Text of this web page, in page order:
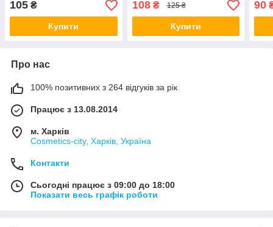
105 ₴
Купити
108₴ 125 ₴
Купити
90
Про нас
100% позитивних з 264 відгуків за рік
Працює з 13.08.2014
м. Харків
Cosmetics-city, Харків, Україна
Контакти
Сьогодні працює з 09:00 до 18:00
Показати весь графік роботи